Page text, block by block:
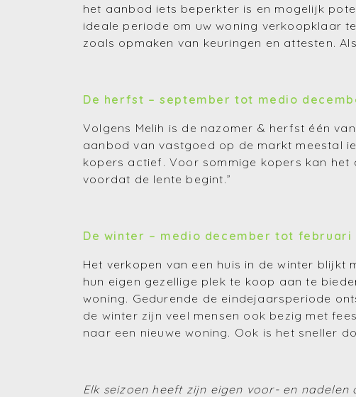
het aanbod iets beperkter is en mogelijk
ideale periode om uw woning verkoopklaar
zoals opmaken van keuringen en attesten.
De herfst – september tot medio
Volgens Melih is de nazomer & herfst één
aanbod van vastgoed op de markt meestal
kopers actief. Voor sommige kopers kan
voordat de lente begint.”
De winter – medio december tot februari
Het verkopen van een huis in de winter blijkt
hun eigen gezellige plek te koop aan te
woning. Gedurende de eindejaarsperiode
de winter zijn veel mensen ook bezig met
naar een nieuwe woning. Ook is het sneller
Elk seizoen heeft zijn eigen voor- en